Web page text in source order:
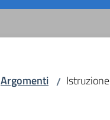
Argomenti / Istruzione